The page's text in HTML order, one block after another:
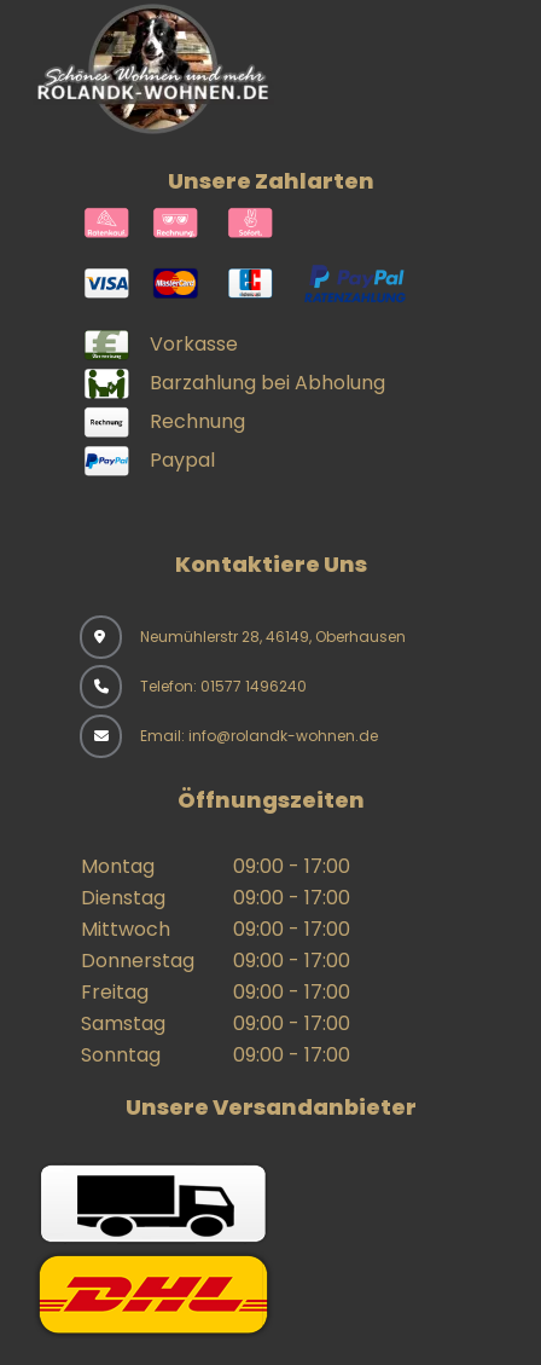
Unsere Zahlarten
Vorkasse
Barzahlung bei Abholung
Rechnung
Paypal
Kontaktiere Uns
Neumühlerstr 28, 46149, Oberhausen
Telefon: 01577 1496240
Email: info@rolandk-wohnen.de
Öffnungszeiten
Montag
09:00 - 17:00
Dienstag
09:00 - 17:00
Mittwoch
09:00 - 17:00
Donnerstag
09:00 - 17:00
Freitag
09:00 - 17:00
Samstag
09:00 - 17:00
Sonntag
09:00 - 17:00
Unsere Versandanbieter